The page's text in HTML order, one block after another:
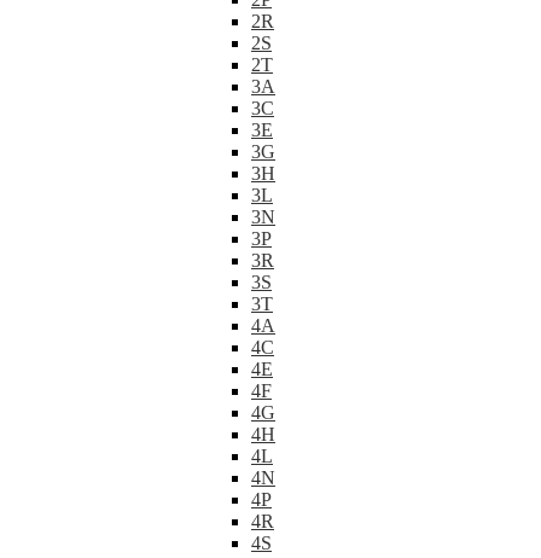
2R
2S
2T
3A
3C
3E
3G
3H
3L
3N
3P
3R
3S
3T
4A
4C
4E
4F
4G
4H
4L
4N
4P
4R
4S